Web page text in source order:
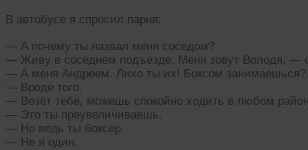
В автобусе я спросил парня:
— А почему ты назвал меня соседом?
— Живу в соседнем подъезде. Меня зовут Володя, —
— А меня Андреем. Лихо ты их! Боксом занимаешься?
— Вроде того.
— Везёт тебе, можешь спокойно ходить в любом
— Это ты преувеличиваешь.
— Но ведь ты боксёр.
— Не я один.